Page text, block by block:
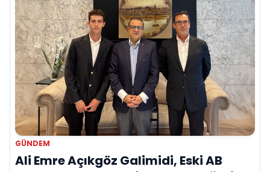
GÜNDEM
Ali Emre Açıkgöz Galimidi, Eski AB